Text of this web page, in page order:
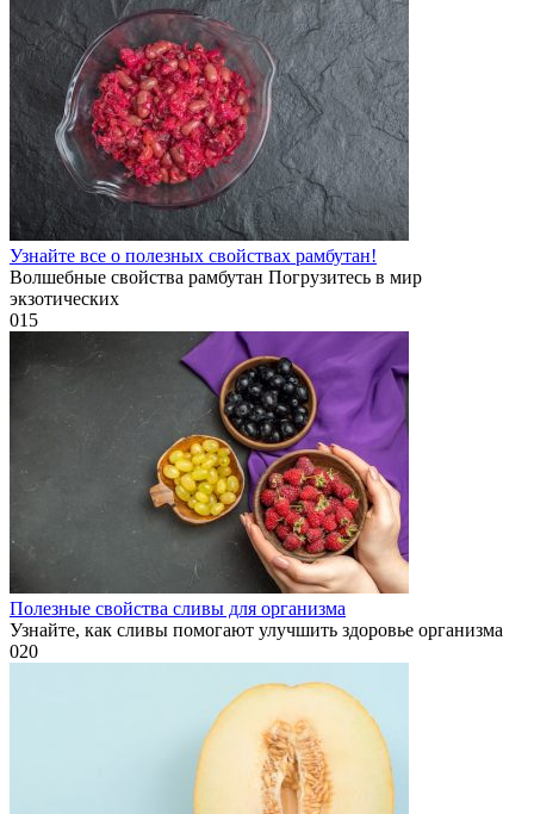
Узнайте все о полезных свойствах рамбутан!
Волшебные свойства рамбутан Погрузитесь в мир
экзотических
015
Полезные свойства сливы для организма
Узнайте, как сливы помогают улучшить здоровье организма
020